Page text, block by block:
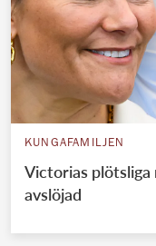
KUNGAFAMILJEN
Victorias plötsliga
avslöjad